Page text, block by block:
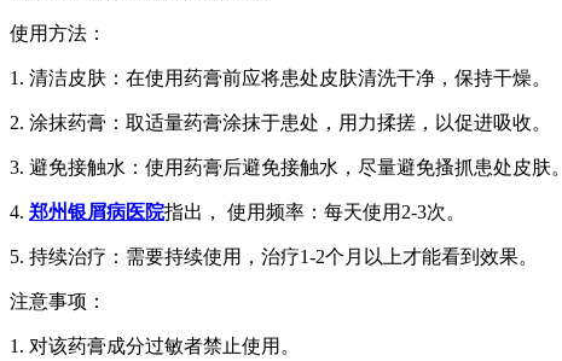
使用方法：
1. 清洁皮肤：在使用药膏前应将患处皮肤清洗干净，保持干燥。
2. 涂抹药膏：取适量药膏涂抹于患处，用力揉搓，以促进吸收。
3. 避免接触水：使用药膏后避免接触水，尽量避免搔抓患处皮肤。
4. 郑州银屑病医院指出， 使用频率：每天使用2-3次。
5. 持续治疗：需要持续使用，治疗1-2个月以上才能看到效果。
注意事项：
1. 对该药膏成分过敏者禁止使用。